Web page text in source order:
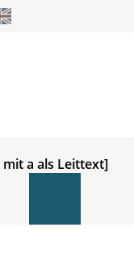
a als Leittext]